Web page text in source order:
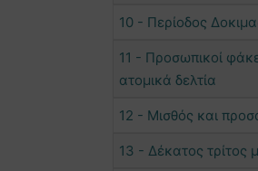
10 - Περίοδος
11 - Προσωπικοί
ατομικά δελτία
12 - Μισθός και
13 - Δέκατος τρίτος